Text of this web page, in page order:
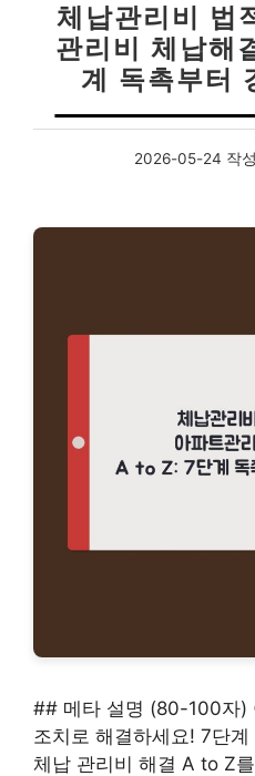
체납관리비 법
관리비 체납해
계 독촉부터
2026-05-24 작
## 메타 설명 (80-100자)
조치로 해결하세요! 7단
체납 관리비 해결 A to Z